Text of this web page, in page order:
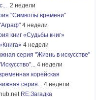
2 недели
"Символы времени"
4 недели
книг «Судьбы книг»
4 недели
серия "Жизнь в искусстве"
4 недели
корейская
серия... 4 недели
RE:Загадка